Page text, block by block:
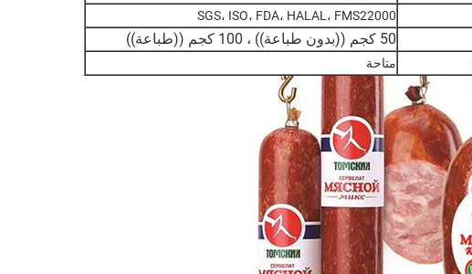
SGS، ISO، FDA، HALAL، FMS22000
50 كجم ((بدون طباعة)) ، 100 كجم ((طباعة))
متاحة